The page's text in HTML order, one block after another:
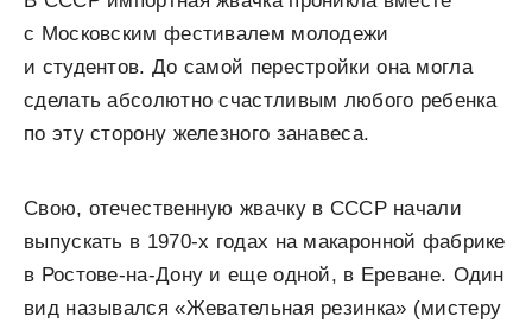
с Московским фестивалем молодежи
и студентов. До самой перестройки она могла
сделать абсолютно счастливым любого ребенка
по эту сторону железного занавеса.
Свою, отечественную жвачку в СССР начали
выпускать в 1970-х годах на макаронной фабрике
в Ростове-на-Дону и еще одной, в Ереване. Один
вид назывался «Жевательная резинка» (мистеру